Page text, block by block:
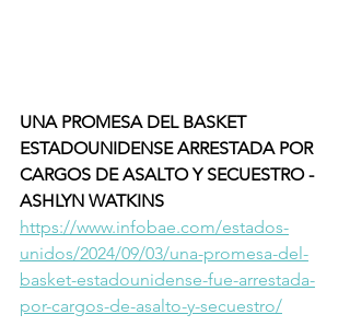
UNA PROMESA DEL BASKET
ESTADOUNIDENSE ARRESTADA POR
CARGOS DE ASALTO Y SECUESTRO -
ASHLYN WATKINS
https://www.infobae.com/estados-
unidos/2024/09/03/una-promesa-del-
basket-estadounidense-fue-arrestada-
por-cargos-de-asalto-y-secuestro/